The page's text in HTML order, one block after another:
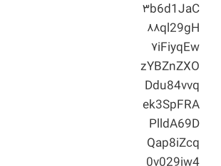
۳b6d1JaC
۸۸ql29gH
۷iFiyqEw
zYBZnZXO
Ddu84vvq
ek3SpFRA
PlldA69D
Qap8iZcq